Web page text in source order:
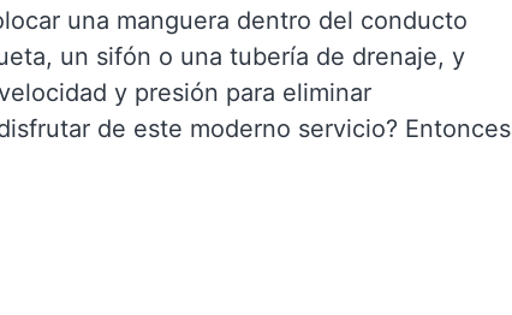
una manguera dentro del conducto
un sifón o una tubería de drenaje, y
y presión para eliminar
de este moderno servicio? Entonces